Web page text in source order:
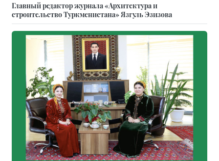
Главный редактор журнала «Архитектура и
строительство Туркменистана» Язгуль Эзизова